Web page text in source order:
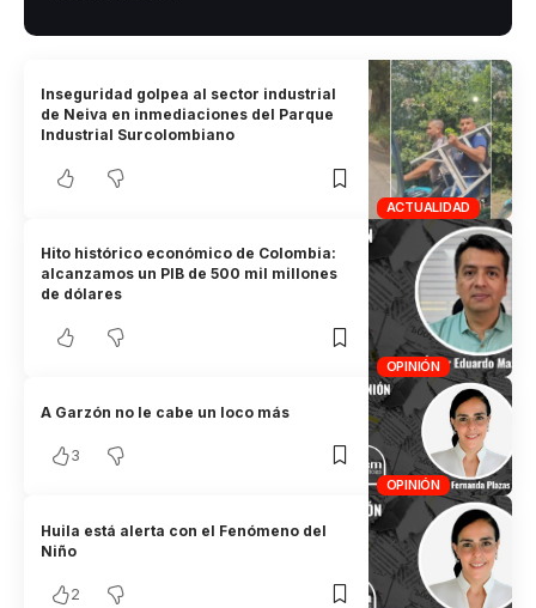
ACTUALIDAD
Inseguridad golpea al sector industrial
de Neiva en inmediaciones del Parque
Industrial Surcolombiano
OPINIÓN
Hito histórico económico de Colombia:
alcanzamos un PIB de 500 mil millones
de dólares
OPINIÓN
A Garzón no le cabe un loco más
3
Huila está alerta con el Fenómeno del
Niño
2